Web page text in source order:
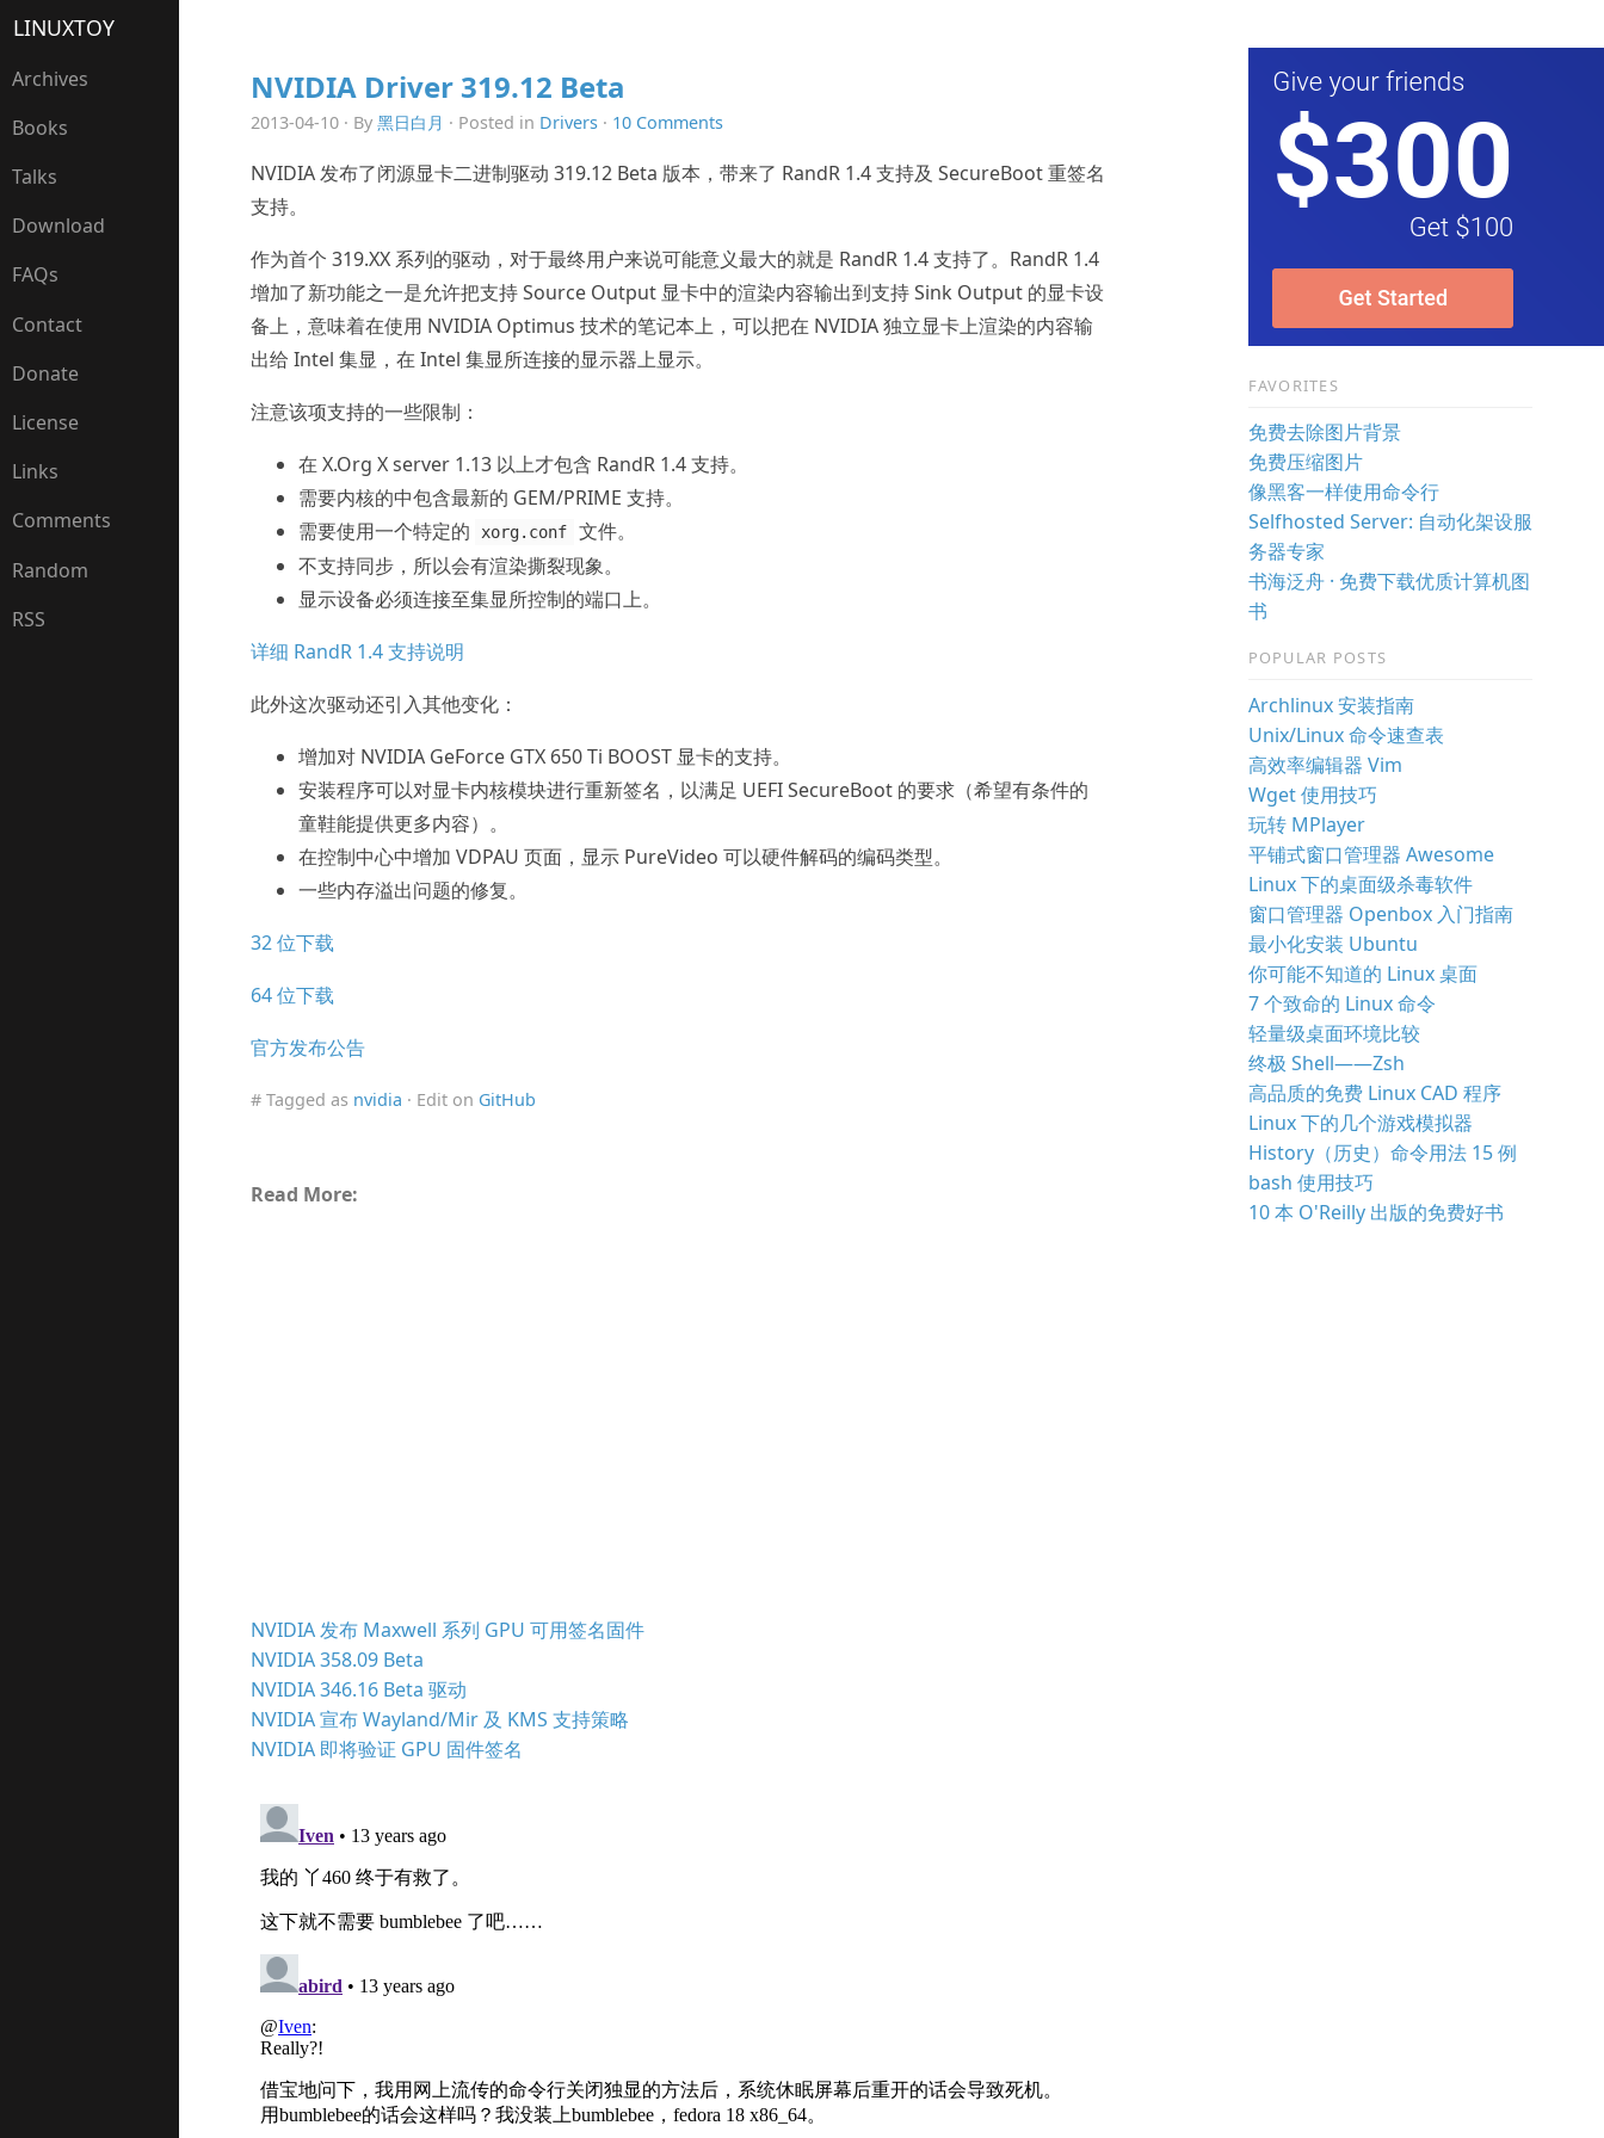
LINUXTOY
Archives
Books
Talks
Download
FAQs
Contact
Donate
License
Links
Comments
Random
RSS
NVIDIA Driver 319.12 Beta
2013-04-10 · By 黑日白月 · Posted in Drivers· 10 Comments
NVIDIA 发布了闭源显卡二进制驱动 319.12 Beta 版本，带来了 RandR 1.4 支持及 SecureBoot 重签名
支持。
作为首个 319.XX 系列的驱动，对于最终用户来说可能意义最大的就是 RandR 1.4 支持了。RandR 1.4
增加了新功能之一是允许把支持 Source Output 显卡中的渲染内容输出到支持 Sink Output 的显卡设
备上，意味着在使用 NVIDIA Optimus 技术的笔记本上，可以把在 NVIDIA 独立显卡上渲染的内容输
出给 Intel 集显，在 Intel 集显所连接的显示器上显示。
注意该项支持的一些限制：
在 X.Org X server 1.13 以上才包含 RandR 1.4 支持。
需要内核的中包含最新的 GEM/PRIME 支持。
需要使用一个特定的
xorg.conf
文件。
不支持同步，所以会有渲染撕裂现象。
显示设备必须连接至集显所控制的端口上。
详细 RandR 1.4 支持说明
此外这次驱动还引入其他变化：
增加对 NVIDIA GeForce GTX 650 Ti BOOST 显卡的支持。
安装程序可以对显卡内核模块进行重新签名，以满足 UEFI SecureBoot 的要求（希望有条件的
童鞋能提供更多内容）。
在控制中心中增加 VDPAU 页面，显示 PureVideo 可以硬件解码的编码类型。
一些内存溢出问题的修复。
32 位下载
64 位下载
官方发布公告
# Tagged as nvidia · Edit on GitHub
Read More:
NVIDIA 发布 Maxwell 系列 GPU 可用签名固件
NVIDIA 358.09 Beta
NVIDIA 346.16 Beta 驱动
NVIDIA 宣布 Wayland/Mir 及 KMS 支持策略
NVIDIA 即将验证 GPU 固件签名
FAVORITES
免费去除图片背景
免费压缩图片
像黑客一样使用命令行
Selfhosted Server: 自动化架设服
务器专家
书海泛舟 · 免费下载优质计算机图
书
POPULAR POSTS
Archlinux 安装指南
Unix/Linux 命令速查表
高效率编辑器 Vim
Wget 使用技巧
玩转 MPlayer
平铺式窗口管理器 Awesome
Linux 下的桌面级杀毒软件
窗口管理器 Openbox 入门指南
最小化安装 Ubuntu
你可能不知道的 Linux 桌面
7 个致命的 Linux 命令
轻量级桌面环境比较
终极 Shell——Zsh
高品质的免费 Linux CAD 程序
Linux 下的几个游戏模拟器
History（历史）命令用法 15 例
bash 使用技巧
10 本 O'Reilly 出版的免费好书